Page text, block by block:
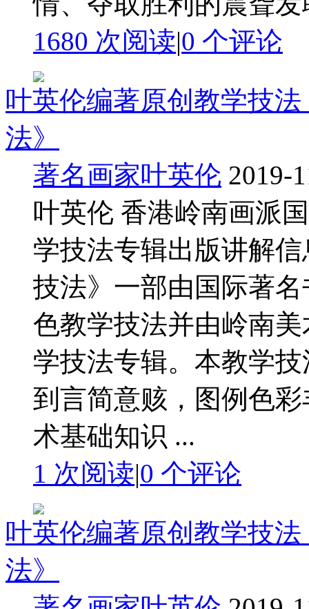
1680 次阅读|0 个评论
叶英伦编著原创教学技
法》
著名画家叶英伦 2019-
叶英伦 香港岭南画派
学技法专辑出版讲解
技法》一部由国际著
色教学技法并由岭南
学技法专辑。本教学
到言简意赅，图例色
术基础知识 ...
1 次阅读|0 个评论
叶英伦编著原创教学技
法》